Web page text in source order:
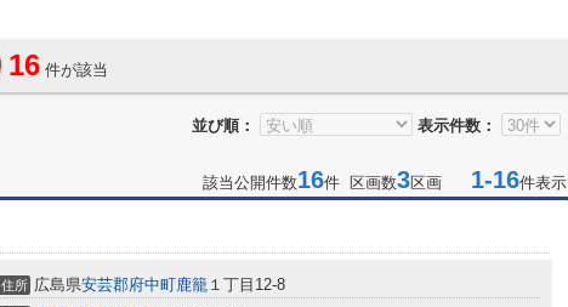
16 件が該当
並び順： 表示件数：
該当公開件数16件 区画数3区画 1-16件表示
住所 広島県安芸郡府中町鹿籠 １丁目12-8